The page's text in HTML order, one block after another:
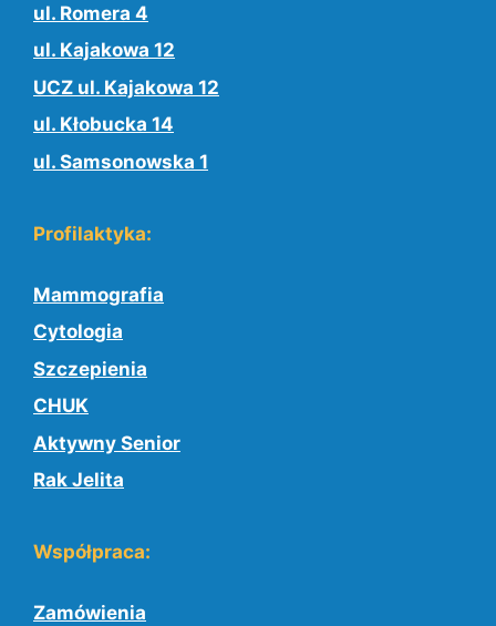
ul. Romera 4
ul. Kajakowa 12
UCZ ul. Kajakowa 12
ul. Kłobucka 14
ul. Samsonowska 1
Profilaktyka:
Mammografia
Cytologia
Szczepienia
CHUK
Aktywny Senior
Rak Jelita
Współpraca:
Zamówienia